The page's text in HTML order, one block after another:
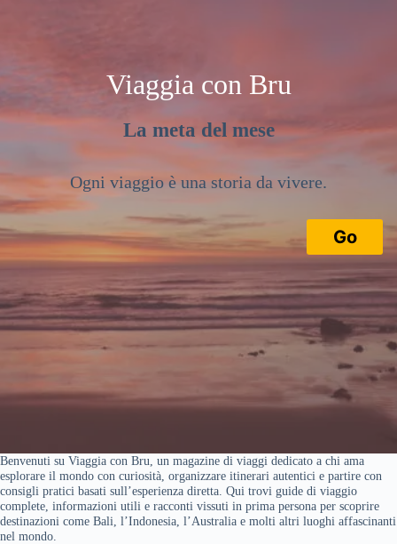
Viaggia con Bru
La meta del mese
Ogni viaggio è una storia da vivere.
Go
Benvenuti su Viaggia con Bru, un magazine di viaggi dedicato a chi ama
esplorare il mondo con curiosità, organizzare itinerari autentici e partire con
consigli pratici basati sull’esperienza diretta. Qui trovi guide di viaggio
complete, informazioni utili e racconti vissuti in prima persona per scoprire
destinazioni come Bali, l’Indonesia, l’Australia e molti altri luoghi affascinanti
nel mondo.